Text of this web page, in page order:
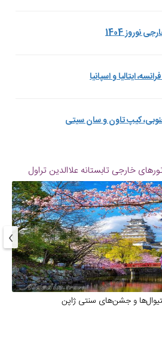
نوروز 1404
خارجی تابستانه علاالدین تراول
و جشن‌های سنتی ژاپن
›